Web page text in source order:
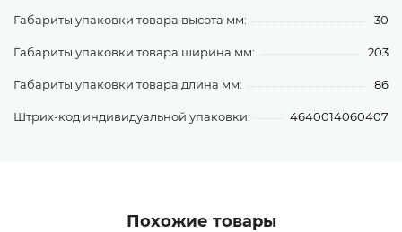
Габариты упаковки товара высота мм: 30
Габариты упаковки товара ширина мм: 203
Габариты упаковки товара длина мм: 86
Штрих-код индивидуальной упаковки: 4640014060407
Похожие товары